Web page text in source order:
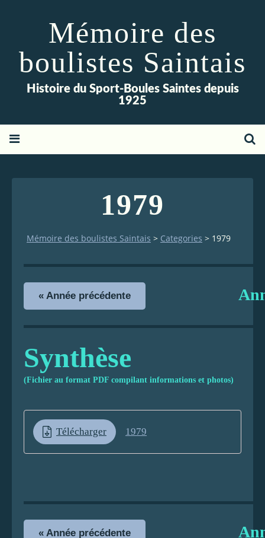
Mémoire des
boulistes Saintais
Histoire du Sport-Boules Saintes depuis
1925
1979
Mémoire des boulistes Saintais > Categories > 1979
« Année précédente
Synthèse
(Fichier au format PDF compilant informations et photos)
Télécharger 1979
« Année précédente